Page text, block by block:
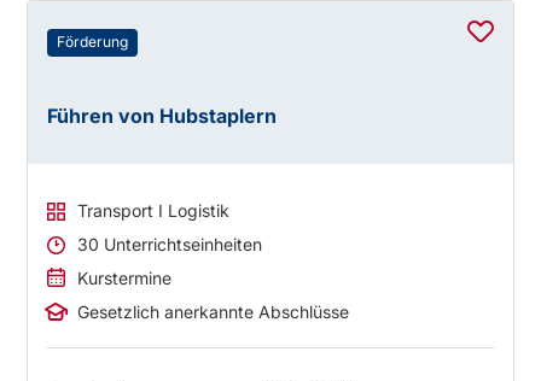
Förderung
Führen von Hubstaplern
Transport I Logistik
30 Unterrichtseinheiten
Kurstermine
Gesetzlich anerkannte Abschlüsse